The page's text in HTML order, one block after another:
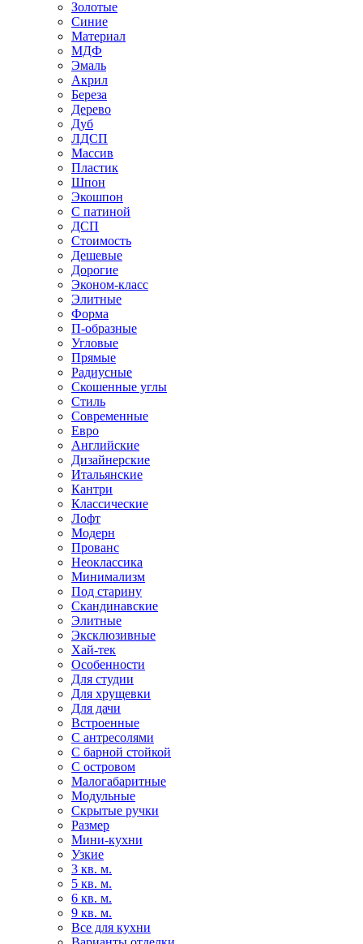
Золотые
Синие
Материал
МДФ
Эмаль
Акрил
Береза
Дерево
Дуб
ЛДСП
Массив
Пластик
Шпон
Экошпон
С патиной
ДСП
Стоимость
Дешевые
Дорогие
Эконом-класс
Элитные
Форма
П-образные
Угловые
Прямые
Радиусные
Скошенные углы
Стиль
Современные
Евро
Английские
Дизайнерские
Итальянские
Кантри
Классические
Лофт
Модерн
Прованс
Неоклассика
Минимализм
Под старину
Скандинавские
Элитные
Эксклюзивные
Хай-тек
Особенности
Для студии
Для хрущевки
Для дачи
Встроенные
С антресолями
С барной стойкой
С островом
Малогабаритные
Модульные
Скрытые ручки
Размер
Мини-кухни
Узкие
3 кв. м.
5 кв. м.
6 кв. м.
9 кв. м.
Все для кухни